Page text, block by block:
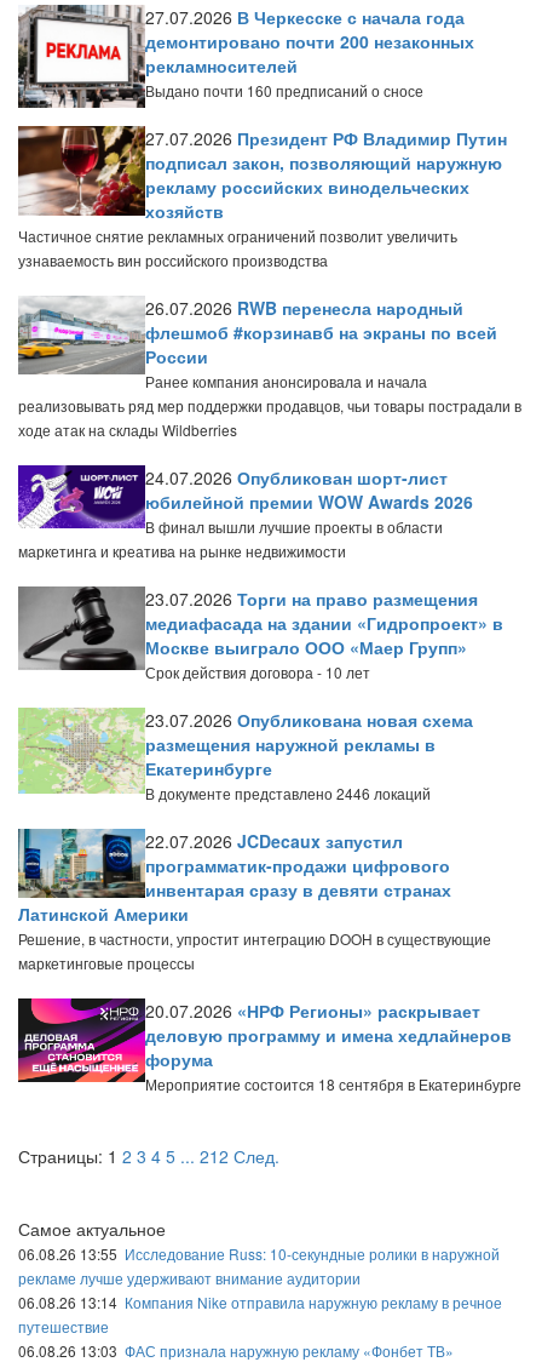
27.07.2026 В Черкесске с начала года
демонтировано почти 200 незаконных
рекламносителей
Выдано почти 160 предписаний о сносе
27.07.2026 Президент РФ Владимир Путин
подписал закон, позволяющий наружную
рекламу российских винодельческих
хозяйств
Частичное снятие рекламных ограничений позволит увеличить
узнаваемость вин российского производства
26.07.2026 RWB перенесла народный
флешмоб #корзинавб на экраны по всей
России
Ранее компания анонсировала и начала
реализовывать ряд мер поддержки продавцов, чьи товары пострадали в
ходе атак на склады Wildberries
24.07.2026 Опубликован шорт-лист
юбилейной премии WOW Awards 2026
В финал вышли лучшие проекты в области
маркетинга и креатива на рынке недвижимости
23.07.2026 Торги на право размещения
медиафасада на здании «Гидропроект» в
Москве выиграло ООО «Маер Групп»
Срок действия договора - 10 лет
23.07.2026 Опубликована новая схема
размещения наружной рекламы в
Екатеринбурге
В документе представлено 2446 локаций
22.07.2026 JCDecaux запустил
программатик-продажи цифрового
инвентарая сразу в девяти странах
Латинской Америки
Решение, в частности, упростит интеграцию DOOH в существующие
маркетинговые процессы
20.07.2026 «НРФ Регионы» раскрывает
деловую программу и имена хедлайнеров
форума
Мероприятие состоится 18 сентября в Екатеринбурге
Страницы: 1 2 3 4 5 ... 212 След.
Самое актуальное
06.08.26 13:55 Исследование Russ: 10-секундные ролики в наружной
рекламе лучше удерживают внимание аудитории
06.08.26 13:14 Компания Nike отправила наружную рекламу в речное
путешествие
06.08.26 13:03 ФАС признала наружную рекламу «Фонбет ТВ»